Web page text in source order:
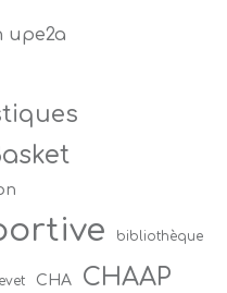
upe2a
bibliothèque
CHA CHAAP